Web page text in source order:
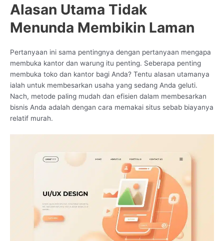
Alasan Utama Tidak
Menunda Membikin Laman
Pertanyaan ini sama pentingnya dengan pertanyaan mengapa
membuka kantor dan warung itu penting. Seberapa penting
membuka toko dan kantor bagi Anda? Tentu alasan utamanya
ialah untuk membesarkan usaha yang sedang Anda geluti.
Nach, metode paling mudah dan efisien dalam membesarkan
bisnis Anda adalah dengan cara memakai situs sebab biayanya
relatif murah.